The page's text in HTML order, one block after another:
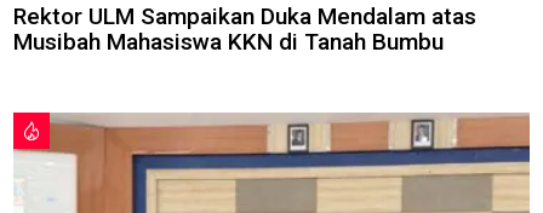
Rektor ULM Sampaikan Duka Mendalam atas
Musibah Mahasiswa KKN di Tanah Bumbu